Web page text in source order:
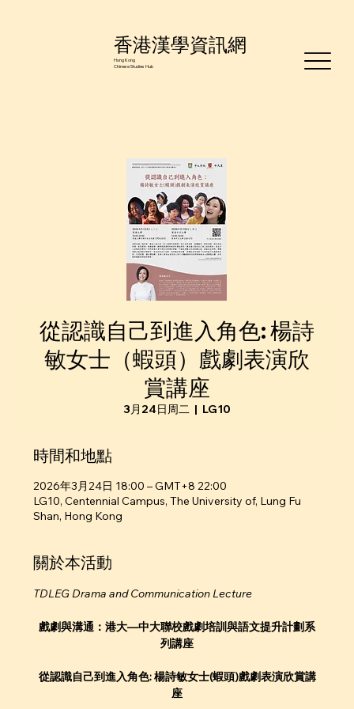
香港漢學資訊網
Hong Kong
Chinese Studies Hub
從認識自己到進入角色: 楊詩
敏女士（蝦頭）戲劇表演欣
賞講座
3月24日周二
  |
LG10
時間和地點
2026年3月24日 18:00 – GMT+8 22:00
LG10, Centennial Campus, The University of, Lung Fu
Shan, Hong Kong
關於本活動
TDLEG Drama and Communication Lecture
戲劇與溝通：港大—中大聯校戲劇培訓與語文提升計劃系
列講座
從認識自己到進入角色: 楊詩敏女士(蝦頭)戲劇表演欣賞講
座